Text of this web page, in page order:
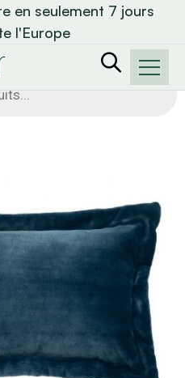
en seulement 7 jours
l'Europe